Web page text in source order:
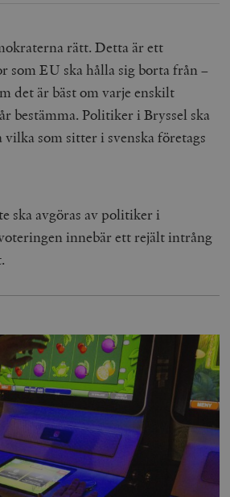
rätt. Detta är ett
som EU ska hålla sig borta från –
det är bäst om varje enskilt
bestämma. Politiker i Bryssel ska
som sitter i svenska företags
ska avgöras av politiker i
innebär ett rejält intrång